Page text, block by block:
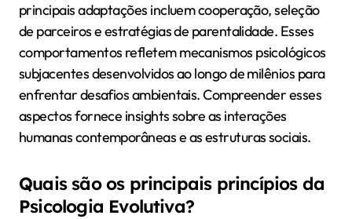
principais adaptações incluem cooperação, seleção
de parceiros e estratégias de parentalidade. Esses
comportamentos refletem mecanismos psicológicos
subjacentes desenvolvidos ao longo de milênios para
enfrentar desafios ambientais. Compreender esses
aspectos fornece insights sobre as interações
humanas contemporâneas e as estruturas sociais.
Quais são os principais princípios da
Psicologia Evolutiva?